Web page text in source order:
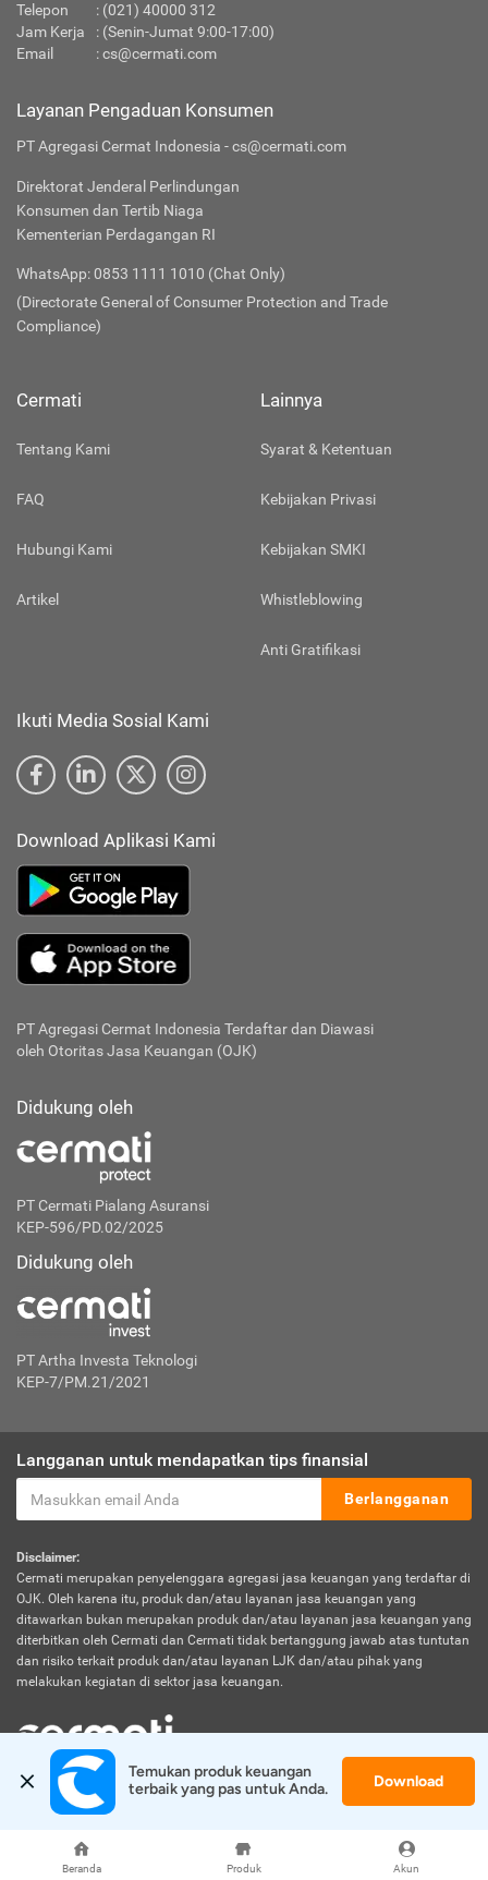
Beranda Produk Akun
Telepon : (021) 40000 312
Jam Kerja
: (Senin-Jumat 9:00-17:00)
Email
:cs@cermati.com
Layanan Pengaduan Konsumen
PT Agregasi Cermat Indonesia - cs@cermati.com
Direktorat Jenderal Perlindungan
Konsumen dan Tertib Niaga
Kementerian Perdagangan RI
WhatsApp: 0853 1111 1010 (Chat Only)
(Directorate General of Consumer Protection and Trade
Compliance)
Cermati
Tentang Kami
FAQ
Hubungi Kami
Artikel
Lainnya
Syarat & Ketentuan
Kebijakan Privasi
Kebijakan SMKI
Whistleblowing
Anti Gratifikasi
Ikuti Media Sosial Kami
Download Aplikasi Kami
PT Agregasi Cermat Indonesia Terdaftar dan Diawasi
oleh Otoritas Jasa Keuangan (OJK)
Didukung oleh
PT Cermati Pialang Asuransi
KEP-596/PD.02/2025
Didukung oleh
PT Artha Investa Teknologi
KEP-7/PM.21/2021
Langganan untuk mendapatkan tips finansial
Berlangganan
Disclaimer:
Cermati merupakan penyelenggara agregasi jasa keuangan yang terdaftar di
OJK. Oleh karena itu, produk dan/atau layanan jasa keuangan yang
ditawarkan bukan merupakan produk dan/atau layanan jasa keuangan yang
diterbitkan oleh Cermati dan Cermati tidak bertanggung jawab atas tuntutan
dan risiko terkait produk dan/atau layanan LJK dan/atau pihak yang
melakukan kegiatan di sektor jasa keuangan.
© 2026 Cermati. All Rights Reserved.
Temukan produk keuangan
terbaik yang pas untuk Anda.
Download